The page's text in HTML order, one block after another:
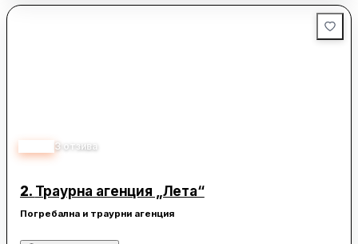
3 отзива
2. Траурна агенция „Лета“
Погребална и траурни агенция